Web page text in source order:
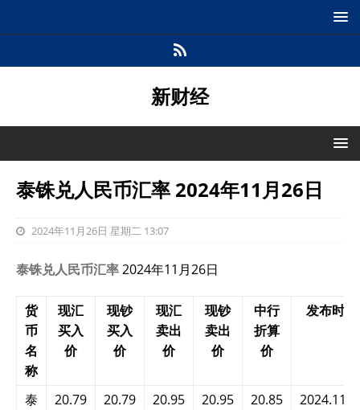
新财经
泰铢兑人民币汇率 2024年11月26日
2024年11月26日 星期二 13:07
泰铢兑人民币汇率2024年11月26日
货
币
名
称
现汇
买入
价
现钞
买入
价
现汇
卖出
价
现钞
卖出
价
中行
折算
价
发布时间
泰
20.79 20.79 20.95 20.95 20.85